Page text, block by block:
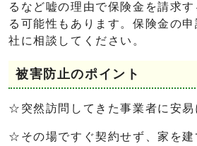
るなど嘘の理由で保険金を請求
る可能性もあります。保険金の
社に相談してください。
被害防止のポイント
☆突然訪問してきた事業者に安易
☆その場ですぐ契約せず、家を建